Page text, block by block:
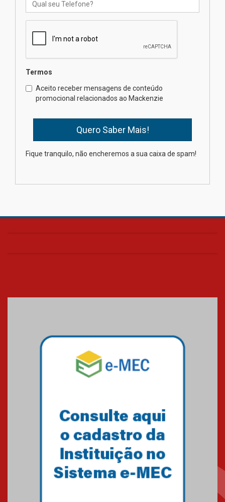
Nova apresentação do Centro
homenageia artista brasileira
Universidade Mackenzie
realizará nova edição da Feira
EducationUSA
das novas tecnologias em
Termos
Aceito receber mensagens de conteúdo
promocional relacionados ao Mackenzie
Fique tranquilo, não encheremos a sua caixa de spam!